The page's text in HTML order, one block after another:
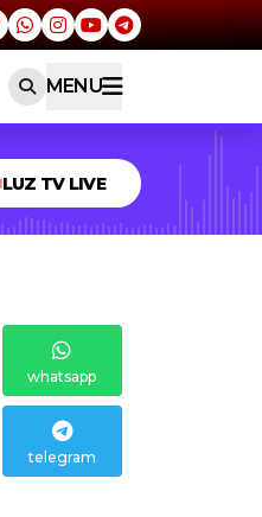
MENU
LUZ TV LIVE
whatsapp
telegram